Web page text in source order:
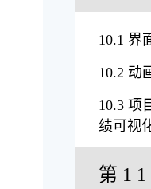
10.1 界
10.2 动
10.3
绩可视
第 1